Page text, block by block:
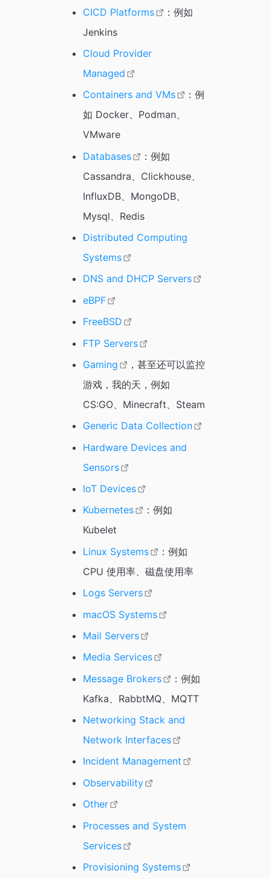
CICD Platforms
：例如
Jenkins
Cloud Provider
Managed
Containers and VMs
：例
如 Docker、Podman、
VMware
Databases
：例如
Cassandra、Clickhouse、
InfluxDB、MongoDB、
Mysql、Redis
Distributed Computing
Systems
DNS and DHCP Servers
eBPF
FreeBSD
FTP Servers
Gaming
，甚至还可以监控
游戏，我的天，例如
CS:GO、Minecraft、Steam
Generic Data Collection
Hardware Devices and
Sensors
IoT Devices
Kubernetes
：例如
Kubelet
Linux Systems
：例如
CPU 使用率、磁盘使用率
Logs Servers
macOS Systems
Mail Servers
Media Services
Message Brokers
：例如
Kafka、RabbtMQ、MQTT
Networking Stack and
Network Interfaces
Incident Management
Observability
Other
Processes and System
Services
Provisioning Systems